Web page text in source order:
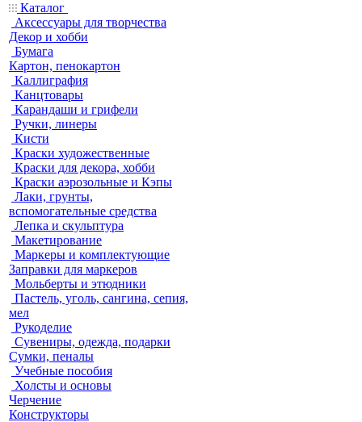
Каталог
Аксессуары для творчества
Декор и хобби
Бумага
Картон, пенокартон
Каллиграфия
Канцтовары
Карандаши и грифели
Ручки, линеры
Кисти
Краски художественные
Краски для декора, хобби
Краски аэрозольные и Кэпы
Лаки, грунты,
вспомогательные средства
Лепка и скульптура
Макетирование
Маркеры и комплектующие
Заправки для маркеров
Мольберты и этюдники
Пастель, уголь, сангина, сепия,
мел
Рукоделие
Сувениры, одежда, подарки
Сумки, пеналы
Учебные пособия
Холсты и основы
Черчение
Конструкторы